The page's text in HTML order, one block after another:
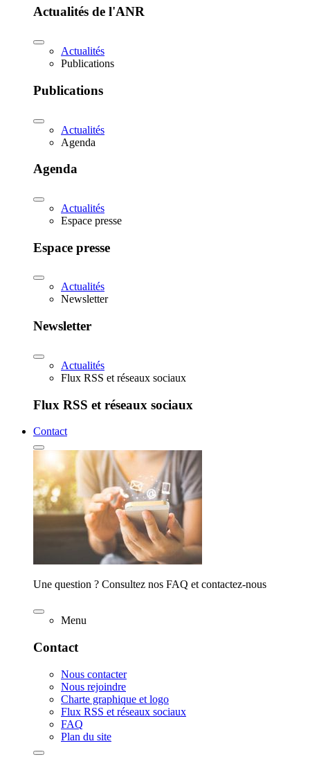
Actualités de l'ANR
Actualités
Publications
Publications
Actualités
Agenda
Agenda
Actualités
Espace presse
Espace presse
Actualités
Newsletter
Newsletter
Actualités
Flux RSS et réseaux sociaux
Flux RSS et réseaux sociaux
Contact
Une question ? Consultez nos FAQ et contactez-nous
Menu
Contact
Nous contacter
Nous rejoindre
Charte graphique et logo
Flux RSS et réseaux sociaux
FAQ
Plan du site